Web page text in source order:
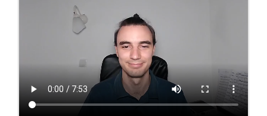
Страници на английски:
Проекти (en)